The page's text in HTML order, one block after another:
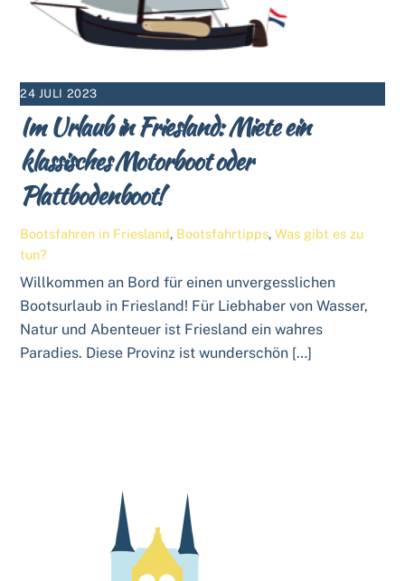
24 JULI 2023
Im Urlaub in Friesland: Miete ein
klassisches Motorboot oder
Plattbodenboot!
Bootsfahren in Friesland, Bootsfahrtipps,Was gibt es zu
tun?
Willkommen an Bord für einen unvergesslichen
Bootsurlaub in Friesland! Für Liebhaber von Wasser,
Natur und Abenteuer ist Friesland ein wahres
Paradies. Diese Provinz ist wunderschön […]